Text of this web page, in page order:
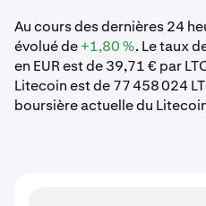
Au cours des dernières 24
évolué de+1,80 %. Le taux
en EUR est de 39,71 € par
Litecoin est de 77 458 024
boursière actuelle du